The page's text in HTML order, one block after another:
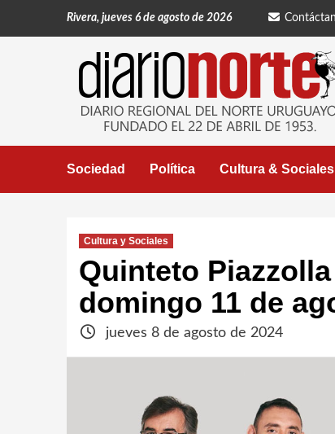
Rivera, jueves 6 de agosto de 2026
Sociedad Política Cultura & Sociales
Cultura y Sociales
Quinteto
domingo 11 de
jueves 8 de agosto de 2024